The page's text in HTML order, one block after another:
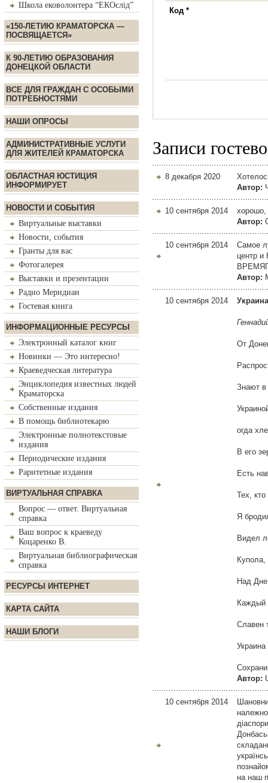
Школа ековолонтера “ЕКОслід”
«150-ЛЕТИЮ КРАМАТОРСКА —
ПОСВЯЩАЕТСЯ»
К 90-ЛЕТИЮ ОБРАЗОВАНИЯ
ДОНЕЦКОЙ ОБЛАСТИ
ВСЕ ДЛЯ ГРАЖДАН С ОСОБЫМИ
ПОТРЕБНОСТЯМИ
НАШИ ОПРОСЫ
АДМИНИСТРАТИВНЫЕ УСЛУГИ
ДЛЯ ЖИТЕЛЕЙ КРАМАТОРСКА
ОБЛАСТНАЯ ЮСТИЦИЯ
ИНФОРМИРУЕТ
НОВОСТИ И СОБЫТИЯ
Виртуальные выставки
Новости, события
Гранты для вас
Фотогалерея
Выставки и презентации
Радио Меридиан
Гостевая книга
ИНФОРМАЦИОННЫЕ РЕСУРСЫ
Электронный каталог книг
Новинки — Это интересно!
Краеведческая литература
Энциклопедия известных людей
Краматорска
Собственные издания
В помощь библиотекарю
Электронные полнотекстовые
издания
Периодические издания
Раритетные издания
ВИРТУАЛЬНАЯ СПРАВКА
Вопрос — ответ. Виртуальная
справка
Ваш вопрос к краеведу
Коцаренко В.
Виртуальная библиографическая
справка
РЕСУРСЫ ИНТЕРНЕТ
КАРТА САЙТА
НАШИ БЛОГИ
Код *
Записи
8 декабря 2020
Автор:
10 сентября 2014
хорошо,
Автор:
10 сентября 2014
Самое
центр
Автор:
10 сентября 2014
От
Знают в
огда
В его
Есть
Тех,
Я
Видел
Купола,
Над
Каждый
Славен
Автор:
10 сентября 2014
на наш